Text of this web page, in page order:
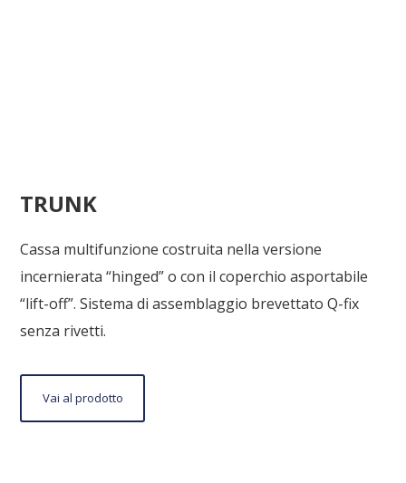
TRUNK
Cassa multifunzione costruita nella versione
incernierata “hinged” o con il coperchio asportabile
“lift-off”. Sistema di assemblaggio brevettato Q-fix
senza rivetti.
Vai al prodottoVai
al